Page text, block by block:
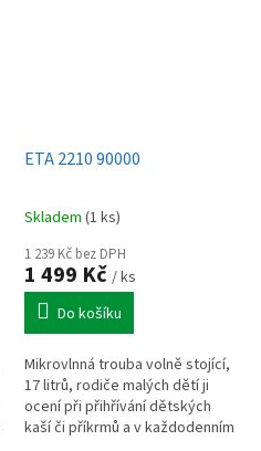
ETA 2210 90000
Skladem (1 ks)
1 239 Kč bez DPH
1 499 Kč / ks
Do košíku
Mikrovlnná trouba volně stojící,
17 litrů, rodiče malých dětí ji
ocení při přihřívání dětských
kaší či příkrmů a v každodenním